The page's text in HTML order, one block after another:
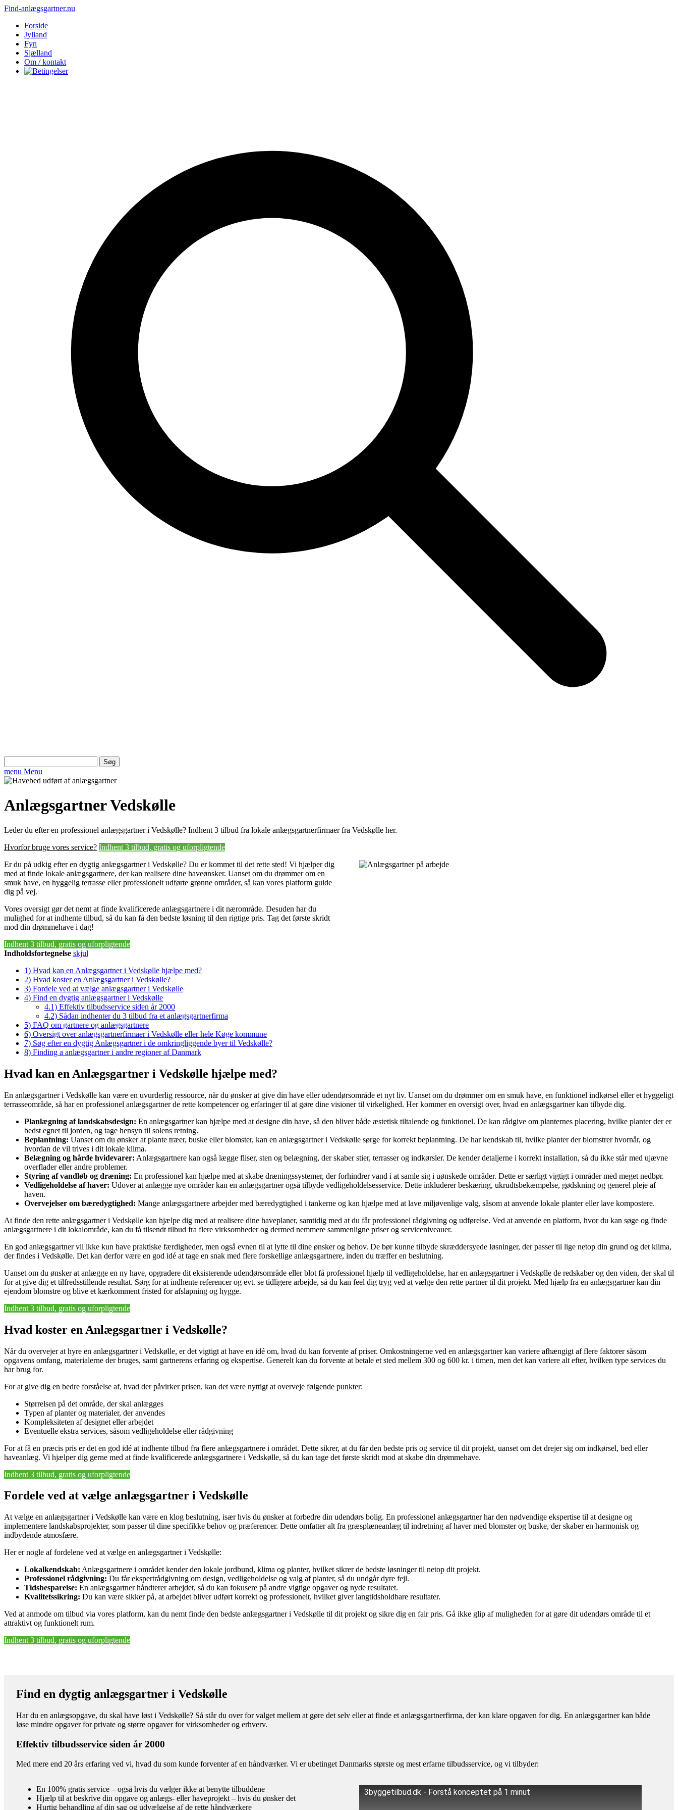
Find-anlægsgartner.nu
Forside
Jylland
Fyn
Sjælland
Om / kontakt
efter:
menu Menu
Anlægsgartner Vedskølle
Leder du efter en professionel anlægsgartner i Vedskølle? Indhent 3 tilbud fra lokale anlægsgartnerfirmaer fra Vedskølle her.
Hvorfor bruge vores service? Indhent 3 tilbud, gratis og uforpligtende
Er du på udkig efter en dygtig anlægsgartner i Vedskølle? Du er kommet til det rette sted! Vi hjælper dig
med at finde lokale anlægsgartnere, der kan realisere dine haveønsker. Uanset om du drømmer om en
smuk have, en hyggelig terrasse eller professionelt udførte grønne områder, så kan vores platform guide
dig på vej.
Vores oversigt gør det nemt at finde kvalificerede anlægsgartnere i dit nærområde. Desuden har du
mulighed for at indhente tilbud, så du kan få den bedste løsning til den rigtige pris. Tag det første skridt
mod din drømmehave i dag!
Indhent 3 tilbud, gratis og uforpligtende
Indholdsfortegnelse skjul
1) Hvad kan en Anlægsgartner i Vedskølle hjælpe med?
2) Hvad koster en Anlægsgartner i Vedskølle?
3) Fordele ved at vælge anlægsgartner i Vedskølle
4) Find en dygtig anlægsgartner i Vedskølle
4.1) Effektiv tilbudsservice siden år 2000
4.2) Sådan indhenter du 3 tilbud fra et anlægsgartnerfirma
5) FAQ om gartnere og anlægsgartnere
6) Oversigt over anlægsgartnerfirmaer i Vedskølle eller hele Køge kommune
7) Søg efter en dygtig Anlægsgartner i de omkringliggende byer til Vedskølle?
8) Finding a anlægsgartner i andre regioner af Danmark
Hvad kan en Anlægsgartner i Vedskølle hjælpe med?
En anlægsgartner i Vedskølle kan være en uvurderlig ressource, når du ønsker at give din have eller udendørsområde et nyt liv. Uanset om du drømmer om en smuk have, en funktionel indkørsel eller et hyggeligt
terrasseområde, så har en professionel anlægsgartner de rette kompetencer og erfaringer til at gøre dine visioner til virkelighed. Her kommer en oversigt over, hvad en anlægsgartner kan tilbyde dig.
Planlægning af landskabsdesign: En anlægsgartner kan hjælpe med at designe din have, så den bliver både æstetisk tiltalende og funktionel. De kan rådgive om planternes placering, hvilke planter der er
bedst egnet til jorden, og tage hensyn til solens retning.
Beplantning: Uanset om du ønsker at plante træer, buske eller blomster, kan en anlægsgartner i Vedskølle sørge for korrekt beplantning. De har kendskab til, hvilke planter der blomstrer hvornår, og
hvordan de vil trives i dit lokale klima.
Belægning og hårde hvidevarer: Anlægsgartnere kan også lægge fliser, sten og belægning, der skaber stier, terrasser og indkørsler. De kender detaljerne i korrekt installation, så du ikke står med ujævne
overflader eller andre problemer.
Styring af vandløb og dræning: En professionel kan hjælpe med at skabe dræningssystemer, der forhindrer vand i at samle sig i uønskede områder. Dette er særligt vigtigt i områder med meget nedbør.
Vedligeholdelse af haver: Udover at anlægge nye områder kan en anlægsgartner også tilbyde vedligeholdelsesservice. Dette inkluderer beskæring, ukrudtsbekæmpelse, gødskning og generel pleje af
haven.
Overvejelser om bæredygtighed: Mange anlægsgartnere arbejder med bæredygtighed i tankerne og kan hjælpe med at lave miljøvenlige valg, såsom at anvende lokale planter eller lave kompostere.
At finde den rette anlægsgartner i Vedskølle kan hjælpe dig med at realisere dine haveplaner, samtidig med at du får professionel rådgivning og udførelse. Ved at anvende en platform, hvor du kan søge og finde
anlægsgartnere i dit lokalområde, kan du få tilsendt tilbud fra flere virksomheder og dermed nemmere sammenligne priser og serviceniveauer.
En god anlægsgartner vil ikke kun have praktiske færdigheder, men også evnen til at lytte til dine ønsker og behov. De bør kunne tilbyde skræddersyede løsninger, der passer til lige netop din grund og det klima,
der findes i Vedskølle. Det kan derfor være en god idé at tage en snak med flere forskellige anlægsgartnere, inden du træffer en beslutning.
Uanset om du ønsker at anlægge en ny have, opgradere dit eksisterende udendørsområde eller blot få professionel hjælp til vedligeholdelse, har en anlægsgartner i Vedskølle de redskaber og den viden, der skal til
for at give dig et tilfredsstillende resultat. Sørg for at indhente referencer og evt. se tidligere arbejde, så du kan feel dig tryg ved at vælge den rette partner til dit projekt. Med hjælp fra en anlægsgartner kan din
ejendom blomstre og blive et kærkomment fristed for afslapning og hygge.
Indhent 3 tilbud, gratis og uforpligtende
Hvad koster en Anlægsgartner i Vedskølle?
Når du overvejer at hyre en anlægsgartner i Vedskølle, er det vigtigt at have en idé om, hvad du kan forvente af priser. Omkostningerne ved en anlægsgartner kan variere afhængigt af flere faktorer såsom
opgavens omfang, materialerne der bruges, samt gartnerens erfaring og ekspertise. Generelt kan du forvente at betale et sted mellem 300 og 600 kr. i timen, men det kan variere alt efter, hvilken type services du
har brug for.
For at give dig en bedre forståelse af, hvad der påvirker prisen, kan det være nyttigt at overveje følgende punkter:
Størrelsen på det område, der skal anlægges
Typen af planter og materialer, der anvendes
Kompleksiteten af designet eller arbejdet
Eventuelle ekstra services, såsom vedligeholdelse eller rådgivning
For at få en præcis pris er det en god idé at indhente tilbud fra flere anlægsgartnere i området. Dette sikrer, at du får den bedste pris og service til dit projekt, uanset om det drejer sig om indkørsel, bed eller
haveanlæg. Vi hjælper dig gerne med at finde kvalificerede anlægsgartnere i Vedskølle, så du kan tage det første skridt mod at skabe din drømmehave.
Indhent 3 tilbud, gratis og uforpligtende
Fordele ved at vælge anlægsgartner i Vedskølle
At vælge en anlægsgartner i Vedskølle kan være en klog beslutning, især hvis du ønsker at forbedre din udendørs bolig. En professionel anlægsgartner har den nødvendige ekspertise til at designe og
implementere landskabsprojekter, som passer til dine specifikke behov og præferencer. Dette omfatter alt fra græsplæneanlæg til indretning af haver med blomster og buske, der skaber en harmonisk og
indbydende atmosfære.
Her er nogle af fordelene ved at vælge en anlægsgartner i Vedskølle:
Lokalkendskab: Anlægsgartnere i området kender den lokale jordbund, klima og planter, hvilket sikrer de bedste løsninger til netop dit projekt.
Professionel rådgivning: Du får ekspertrådgivning om design, vedligeholdelse og valg af planter, så du undgår dyre fejl.
Tidsbesparelse: En anlægsgartner håndterer arbejdet, så du kan fokusere på andre vigtige opgaver og nyde resultatet.
Kvalitetssikring: Du kan være sikker på, at arbejdet bliver udført korrekt og professionelt, hvilket giver langtidsholdbare resultater.
Ved at anmode om tilbud via vores platform, kan du nemt finde den bedste anlægsgartner i Vedskølle til dit projekt og sikre dig en fair pris. Gå ikke glip af muligheden for at gøre dit udendørs område til et
attraktivt og funktionelt rum.
Indhent 3 tilbud, gratis og uforpligtende
Find en dygtig anlægsgartner i Vedskølle
Har du en anlægsopgave, du skal have løst i Vedskølle? Så står du over for valget mellem at gøre det selv eller at finde et anlægsgartnerfirma, der kan klare opgaven for dig. En anlægsgartner kan både
løse mindre opgaver for private og større opgaver for virksomheder og erhverv.
Effektiv tilbudsservice siden år 2000
Med mere end 20 års erfaring ved vi, hvad du som kunde forventer af en håndværker. Vi er ubetinget Danmarks største og mest erfarne tilbudsservice, og vi tilbyder:
En 100% gratis service – også hvis du vælger ikke at benytte tilbuddene
Hjælp til at beskrive din opgave og anlægs- eller haveprojekt – hvis du ønsker det
Hurtig behandling af din sag og udvælgelse af de rette håndværkere
3byggetilbud.dk - Forstå konceptet på 1 minut